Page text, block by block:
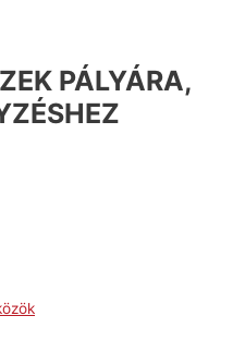
PÁLYÁRA,